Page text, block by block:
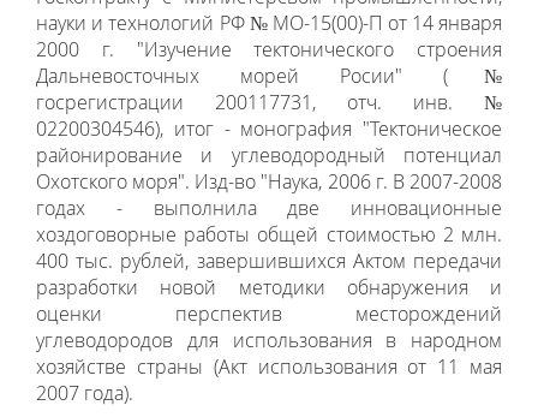
науки и технологий РФ № МО-15(00)-П от 14 января
2000 г. "Изучение тектонического строения
Дальневосточных морей Росии" (№
госрегистрации 200117731, отч. инв. №
02200304546), итог - монография "Тектоническое
районирование и углеводородный потенциал
Охотского моря". Изд-во "Наука, 2006 г. В 2007-2008
годах - выполнила две инновационные
хоздоговорные работы общей стоимостью 2 млн.
400 тыс. рублей, завершившихся Актом передачи
разработки новой методики обнаружения и
оценки перспектив месторождений
углеводородов для использования в народном
хозяйстве страны (Акт использования от 11 мая
2007 года).